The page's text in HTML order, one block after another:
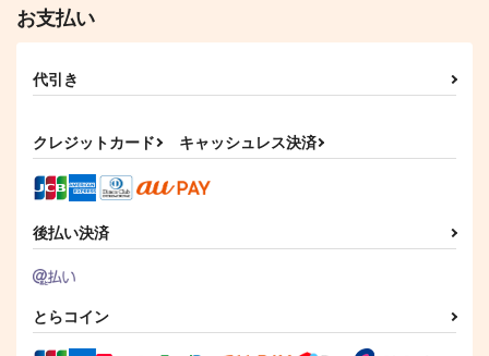
お支払い
代引き
クレジットカード キャッシュレス決済
後払い決済
とらコイン